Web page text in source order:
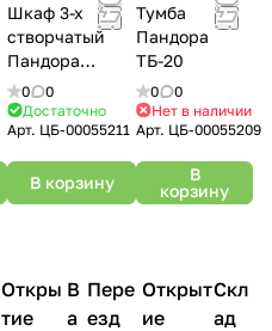
Шкаф 3-х
створчатый
Пандора
ШК-06
0
0
Достаточно
Арт. ЦБ-00055211
В корзину
Тумба
Пандора
ТБ-20
0
0
Нет в наличии
Арт. ЦБ-00055209
В
корзину
Откры
тие
В
а
Пере
езд
Открыт
ие
Скл
ад